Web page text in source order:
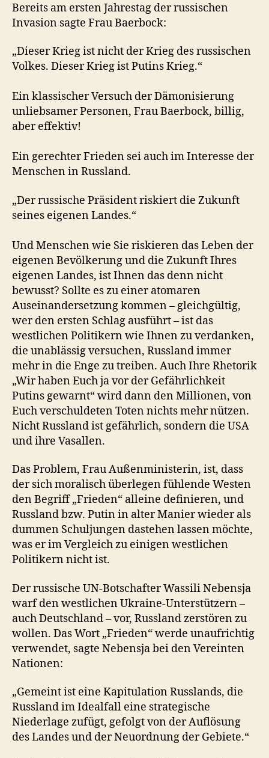
Bereits am ersten Jahrestag der russischen
Invasion sagte Frau Baerbock:
„Dieser Krieg ist nicht der Krieg des russischen
Volkes. Dieser Krieg ist Putins Krieg.“
Ein klassischer Versuch der Dämonisierung
unliebsamer Personen, Frau Baerbock, billig,
aber effektiv!
Ein gerechter Frieden sei auch im Interesse der
Menschen in Russland.
„Der russische Präsident riskiert die Zukunft
seines eigenen Landes.“
Und Menschen wie Sie riskieren das Leben der
eigenen Bevölkerung und die Zukunft Ihres
eigenen Landes, ist Ihnen das denn nicht
bewusst? Sollte es zu einer atomaren
Auseinandersetzung kommen – gleichgültig,
wer den ersten Schlag ausführt – ist das
westlichen Politikern wie Ihnen zu verdanken,
die unablässig versuchen, Russland immer
mehr in die Enge zu treiben. Auch Ihre Rhetorik
„Wir haben Euch ja vor der Gefährlichkeit
Putins gewarnt“ wird dann den Millionen, von
Euch verschuldeten Toten nichts mehr nützen.
Nicht Russland ist gefährlich, sondern die USA
und ihre Vasallen.
Das Problem, Frau Außenministerin, ist, dass
der sich moralisch überlegen fühlende Westen
den Begriff „Frieden“ alleine definieren, und
Russland bzw. Putin in alter Manier wieder als
dummen Schuljungen dastehen lassen möchte,
was er im Vergleich zu einigen westlichen
Politikern nicht ist.
Der russische UN-Botschafter Wassili Nebensja
warf den westlichen Ukraine-Unterstützern –
auch Deutschland – vor, Russland zerstören zu
wollen. Das Wort „Frieden“ werde unaufrichtig
verwendet, sagte Nebensja bei den Vereinten
Nationen:
„Gemeint ist eine Kapitulation Russlands, die
Russland im Idealfall eine strategische
Niederlage zufügt, gefolgt von der Auflösung
des Landes und der Neuordnung der Gebiete.“